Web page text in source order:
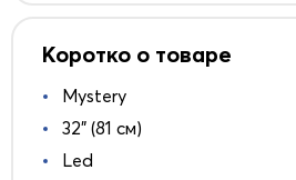
Коротко о товаре
Mystery
32" (81 см)
Led